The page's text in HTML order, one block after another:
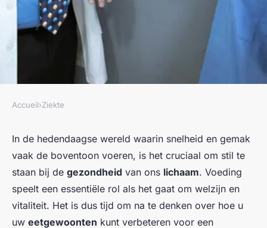
Hoe kan ik mijn eetgewoonten
aanpassen voor een betere
gezondheid?
Clément• 26 april 2025•6 min de lecture
Accueil›Ziekte
In de hedendaagse wereld waarin snelheid en gemak
vaak de boventoon voeren, is het cruciaal om stil te
staan bij de gezondheid van ons lichaam. Voeding
speelt een essentiële rol als het gaat om welzijn en
vitaliteit. Het is dus tijd om na te denken over hoe u
uw eetgewoonten kunt verbeteren voor een